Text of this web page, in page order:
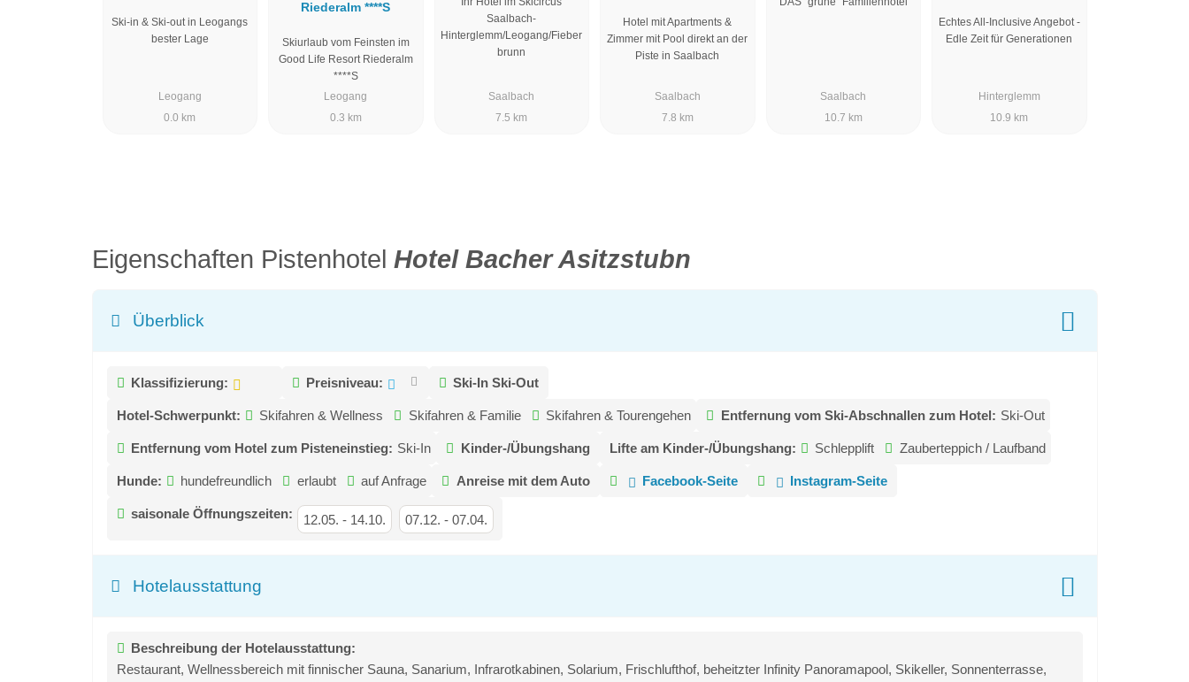
Ski-in & Ski-out in Leogangs
bester Lage
Leogang
0.0 km
Riederalm ****S
Skiurlaub vom Feinsten im
Good Life Resort Riederalm
****S
Leogang
0.3 km
Saalbach-
Hinterglemm/Leogang/Fieber
brunn
Saalbach
7.5 km
Hotel mit Apartments &
Zimmer mit Pool direkt an der
Piste in Saalbach
Saalbach
7.8 km
Saalbach
10.7 km
Echtes All-Inclusive Angebot -
Edle Zeit für Generationen
Hinterglemm
10.9 km
Eigenschaften Pistenhotel Hotel Bacher Asitzstubn
Überblick
Klassifizierung: Preisniveau: Ski-In Ski-Out
Hotel-Schwerpunkt: Skifahren & Wellness Skifahren & Familie Skifahren & Tourengehen Entfernung vom Ski-Abschnallen zum Hotel: Ski-Out
Entfernung vom Hotel zum Pisteneinstieg: Ski-In Kinder-/Übungshang Lifte am Kinder-/Übungshang: Schlepplift Zauberteppich / Laufband
Hunde: hundefreundlich erlaubt auf Anfrage Anreise mit dem Auto Facebook-Seite Instagram-Seite
saisonale Öffnungszeiten: 12.05. - 14.10. 07.12. -07.04.
Hotelausstattung
Beschreibung der Hotelausstattung:
Restaurant, Wellnessbereich mit finnischer Sauna, Sanarium, Infrarotkabinen, Solarium, Frischlufthof, beheitzter Infinity Panoramapool, Skikeller, Sonnenterrasse,